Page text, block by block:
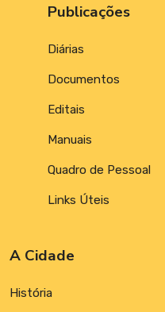
Publicações
Diárias
Documentos
Editais
Manuais
Quadro de Pessoal
Links Úteis
A Cidade
História